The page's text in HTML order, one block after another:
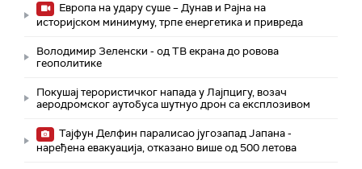
Европа на удару суше – Дунав и Рајна на
историјском минимуму, трпе енергетика и привреда
Володимир Зеленски - од ТВ екрана до ровова
геополитике
Покушај терористичког напада у Лајпцигу, возач
аеродромског аутобуса шутнуо дрон са експлозивом
Тајфун Делфин паралисао југозапад Јапана -
наређена евакуација, отказано више од 500 летова